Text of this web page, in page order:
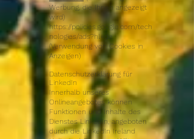
Werbung, die Ihnen angezeigt
wird)
https://policies.google.com/tech
nologies/ads?hl=de
(Verwendung von Cookies in
Anzeigen)
Datenschutzerklärung für
LinkedIn
Innerhalb unseres
Onlineangebotes können
Funktionen und Inhalte des
Dienstes LinkedIn, angeboten
durch die LinkedIn Ireland